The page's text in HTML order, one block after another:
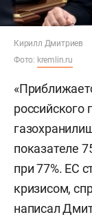
Кирилл Дмитриев
Фото: kremlin.ru
российского
показателе
при 77%. ЕС
кризисом,
написал